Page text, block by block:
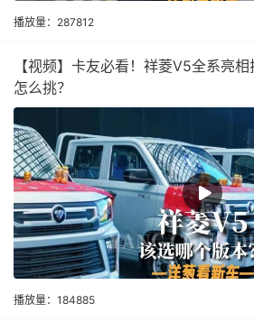
播放量：287812
【视频】卡友必看！祥菱V5全系亮
怎么挑？
播放量：184885